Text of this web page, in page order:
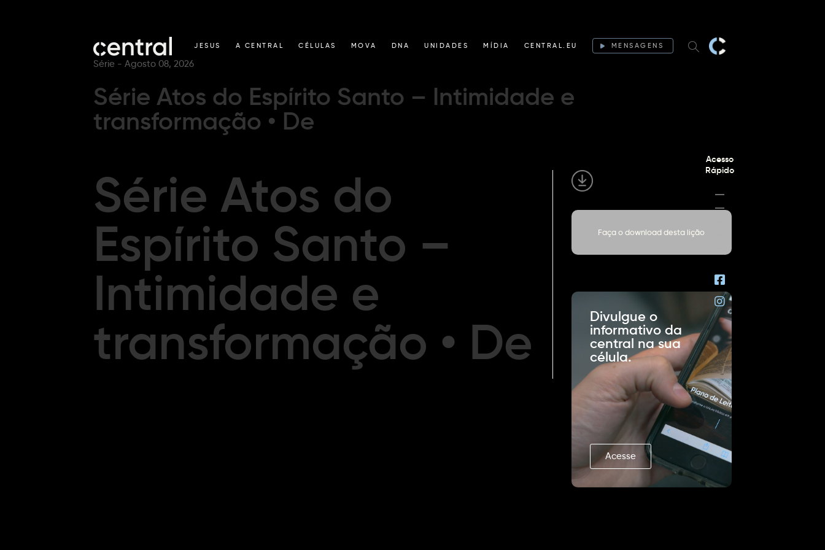
Acesso
Rápido
JESUS A CENTRAL CÉLULAS MOVA DNA UNIDADES MÍDIA CENTRAL.EU MENSAGENS
Série - Agosto 08, 2026
Série Atos do Espírito Santo – Intimidade e
transformação • De
Série Atos do
Espírito Santo –
Intimidade e
transformação • De
Faça o download desta lição
Divulgue o
informativo da
central na sua
célula.
Acesse